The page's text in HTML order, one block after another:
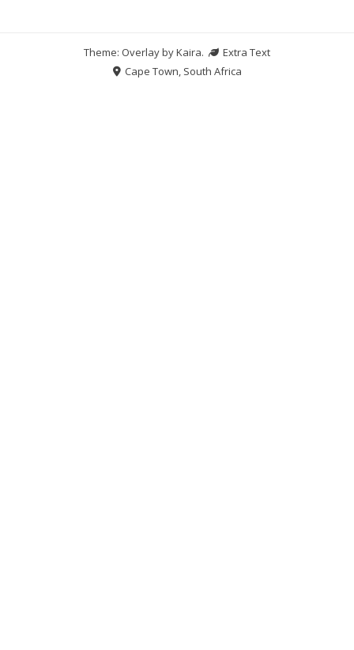
Theme: Overlay byKaira.
Extra Text
Cape Town, South Africa